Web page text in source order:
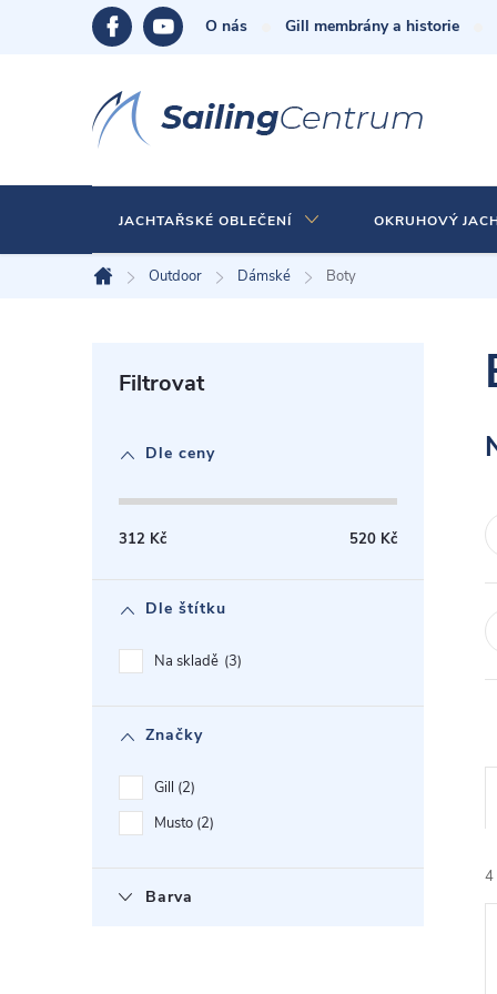
O nás Gill membrány a historie
JACHTAŘSKÉ OBLEČENÍ OKRUHOVÝ
Domů
Outdoor Dámské Boty
P
r
n
p
Dle ceny
312 Kč 520 Kč
Dle štítku
Na skladě 3
Značky
Gill 2
Musto 2
Barva
a4